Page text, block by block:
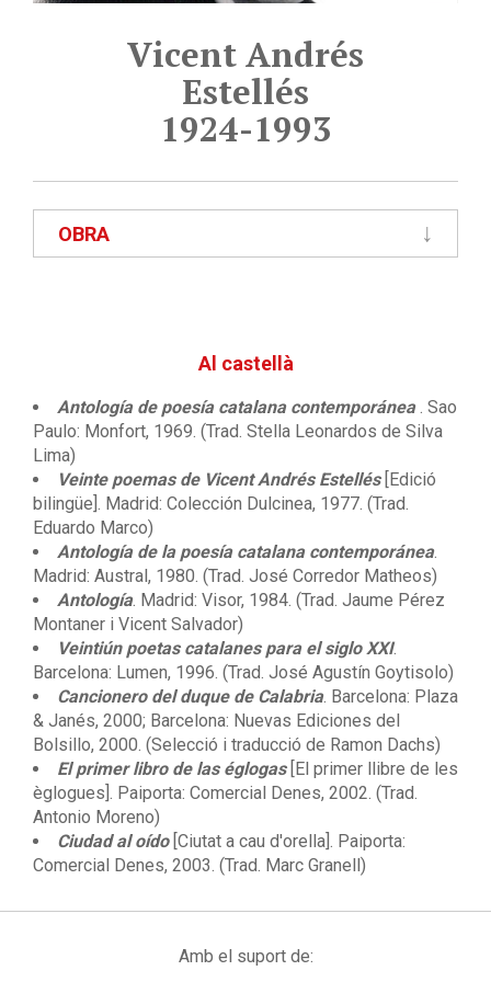
Vicent Andrés
Estellés
1924-1993
OBRA
Al castellà
Antología de poesía catalana contemporánea. Sao
Paulo: Monfort, 1969. (Trad. Stella Leonardos de Silva
Lima)
Veinte poemas de Vicent Andrés Estellés[Edició
bilingüe]. Madrid: Colección Dulcinea, 1977. (Trad.
Eduardo Marco)
Antología de la poesía catalana contemporánea.
Madrid: Austral, 1980. (Trad. José Corredor Matheos)
Antología. Madrid: Visor, 1984. (Trad. Jaume Pérez
Montaner i Vicent Salvador)
Veintiún poetas catalanes para el siglo XXI.
Barcelona: Lumen, 1996. (Trad. José Agustín Goytisolo)
Cancionero del duque de Calabria. Barcelona: Plaza
& Janés, 2000; Barcelona: Nuevas Ediciones del
Bolsillo, 2000. (Selecció i traducció de Ramon Dachs)
El primer libro de las églogas[El primer llibre de les
èglogues]. Paiporta: Comercial Denes, 2002. (Trad.
Antonio Moreno)
Ciudad al oído[Ciutat a cau d'orella]. Paiporta:
Comercial Denes, 2003. (Trad. Marc Granell)
Amb el suport de: